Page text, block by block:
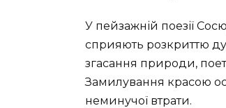
У пейзажній поезії
сприяють розкриттю
згасання природи,
Замилування красою
неминучої втрати.